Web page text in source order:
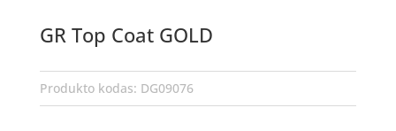
GR Top Coat GOLD
Produkto kodas: DG09076